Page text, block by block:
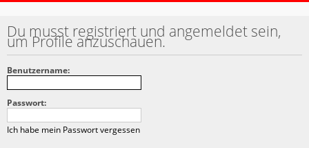
Du musst registriert und angemeldet sein,
um Profile anzuschauen.
Benutzername:
Passwort:
Ich habe mein Passwort vergessen